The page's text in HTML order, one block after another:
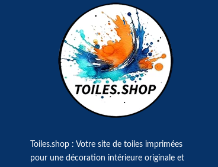
Toiles.shop : Votre site de toiles imprimées
pour une décoration intérieure originale et